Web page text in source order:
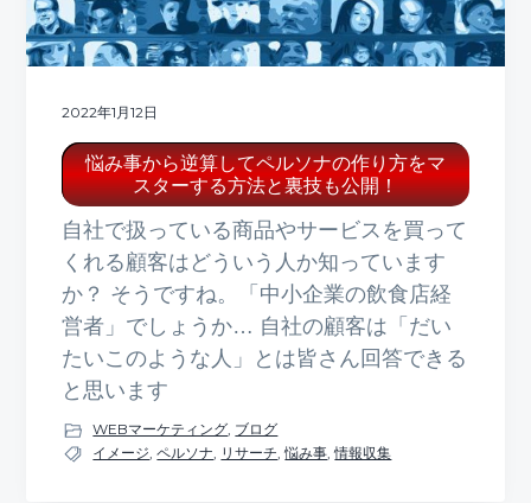
2022年1月12日
悩み事から逆算してペルソナの作り方をマ
スターする方法と裏技も公開！
自社で扱っている商品やサービスを買って
くれる顧客はどういう人か知っています
か？ そうですね。「中小企業の飲食店経
営者」でしょうか… 自社の顧客は「だい
たいこのような人」とは皆さん回答できる
と思います
WEBマーケティング ブログ
イメージ ,ペルソナ リサーチ ,悩み事 ,情報収集